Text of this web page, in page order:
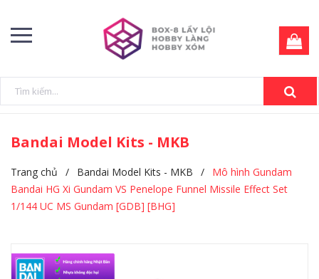
Bandai Model Kits - MKB
Trang chủ / Bandai Model Kits - MKB /
Mô hình Gundam
Bandai HG Xi Gundam VS Penelope Funnel Missile Effect Set
1/144 UC MS Gundam [GDB] [BHG]